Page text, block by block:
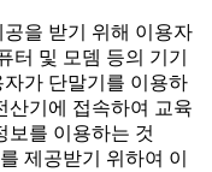
을 받기 위해 이용자
터 및 모뎀 등의 기기
가 단말기를 이용하
산기에 접속하여 교육
보를 이용하는 것
제공받기 위하여 이